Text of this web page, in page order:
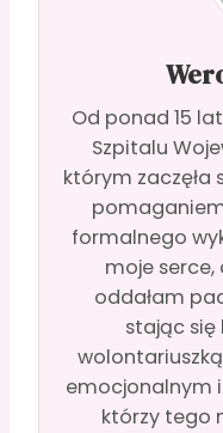
Od ponad 15
Szpitalu
którym zaczęła
formalnego
moje
oddałam
stając się
emocjonalnym
którzy tego